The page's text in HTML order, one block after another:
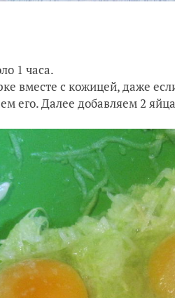
1 часа.
вместе с кожицей, даже
его. Далее добавляем 2